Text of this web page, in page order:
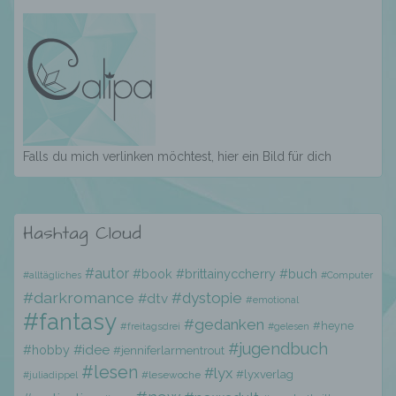
Falls du mich verlinken möchtest, hier ein Bild für dich
Hashtag Cloud
#alltägliches #autor #book #brittainyccherry #buch #Computer
#darkromance #dtv #dystopie #emotional
#fantasy #freitagsdrei #gedanken #gelesen #heyne
#hobby #idee #jenniferlarmentrout #jugendbuch
#juliadippel #lesen #lesewoche #lyx #lyxverlag
e) Profiling
Profiling ist jede Art der automatisierten
Verarbeitung personenbezogener Daten, die
darin besteht, dass diese
personenbezogenen Daten verwendet
bezüglich Arbeitsleistung, wirtschaftlicher
Lage, Gesundheit, persönlicher Vorlieben,
Aufenthaltsort oder Ortswechsel dieser
natürlichen Person zu analysieren oder
vorherzusagen.
f) Pseudonymisierung